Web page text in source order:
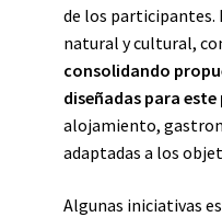
de los participantes.
natural y cultural,
consolidando
diseñadas para
alojamiento,
adaptadas a los
Algunas iniciativas